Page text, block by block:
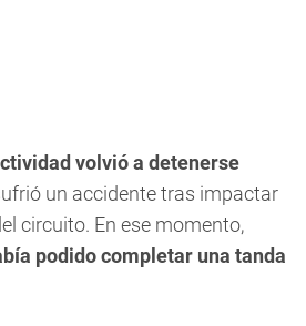
volvió a detenerse
un accidente tras impactar
circuito. En ese momento,
podido completar una tanda